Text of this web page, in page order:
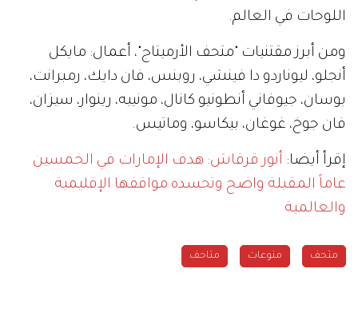
اللوحات في العالم.
ومن أبرز مقتنيات "متحف الأرميتاج"، أعمال: مايكل
أنجلو، ليوناردو دا فينشي، روبنس، فان دايك، رمبرانت،
بوسان، جيوفاني أنطونيو كانال، مونييه، رينوار، سيزان،
فان جوخ، غوغان، بيكاسو، وماتيس.
إقرأ أيضا: أنور قرقاش: هدف الإمارات في الخمسين
عاماً المقبلة واضح وتجسده مواقفها الإقليمية
والعالمية
متحف منوعات متاحف